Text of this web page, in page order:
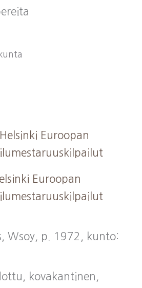
Euroopan
Wsoy, p. 1972, kunto:
kovakantinen,